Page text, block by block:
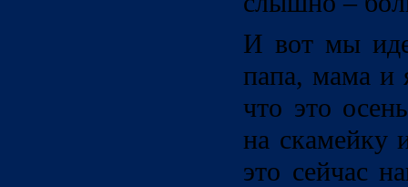
И вот мы
папа, мама и
что это
на скамейку
это сейчас